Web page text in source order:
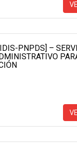
PNPDS] –